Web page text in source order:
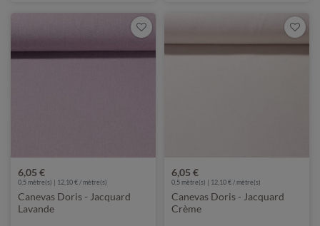
6,05 €
0,5 mètre(s) | 12,10 € / mètre(s)
Canevas Doris - Jacquard
Lavande
6,05 €
0,5 mètre(s) | 12,10 € / mètre(s)
Canevas Doris - Jacquard
Crème